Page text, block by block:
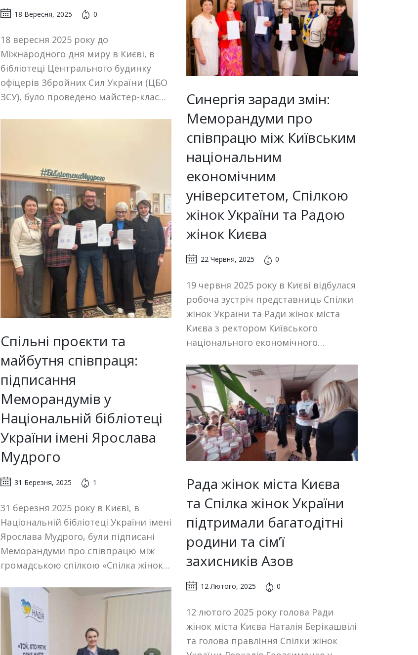
18 Вересня, 2025 0
18 вересня 2025 року до
Міжнародного дня миру в Києві, в
бібліотеці Центрального будинку
офіцерів Збройних Cил України (ЦБО
ЗСУ), було проведено майстер-клас…
Синергія заради змін:
Меморандуми про
співпрацю між Київським
національним
економічним
університетом, Спілкою
жінок України та Радою
жінок Києва
22 Червня, 2025 0
19 червня 2025 року в Києві відбулася
робоча зустріч представниць Спілки
жінок України та Ради жінок міста
Києва з ректором Київського
національного економічного…
Спільні проєкти та
майбутня співпраця:
підписання
Меморандумів у
Національній бібліотеці
України імені Ярослава
Мудрого
31 Березня, 2025 1
31 березня 2025 року в Києві, в
Національній бібліотеці України імені
Ярослава Мудрого, були підписані
Меморандуми про співпрацю між
громадською спілкою «Спілка жінок…
Рада жінок міста Києва
та Спілка жінок України
підтримали багатодітні
родини та сім’ї
захисників Азов
12 Лютого, 2025 0
12 лютого 2025 року голова Ради
жінок міста Києва Наталія Берікашвілі
та голова правління Спілки жінок